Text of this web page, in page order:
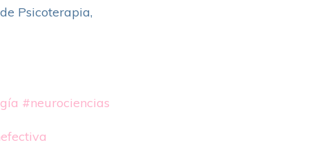
Psicoterapia,
#neurociencias